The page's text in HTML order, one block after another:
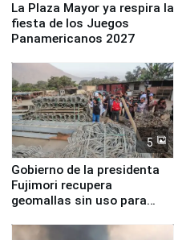
La Plaza Mayor ya respira la
fiesta de los Juegos
Panamericanos 2027
5
Gobierno de la presidenta
Fujimori recupera
geomallas sin uso para
Fenómeno El Niño